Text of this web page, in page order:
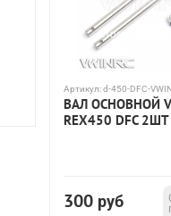
Артикул:d-450-DFC-
ВАЛ ОСНОВНОЙ
REX450 DFC 2ШТ
300 руб